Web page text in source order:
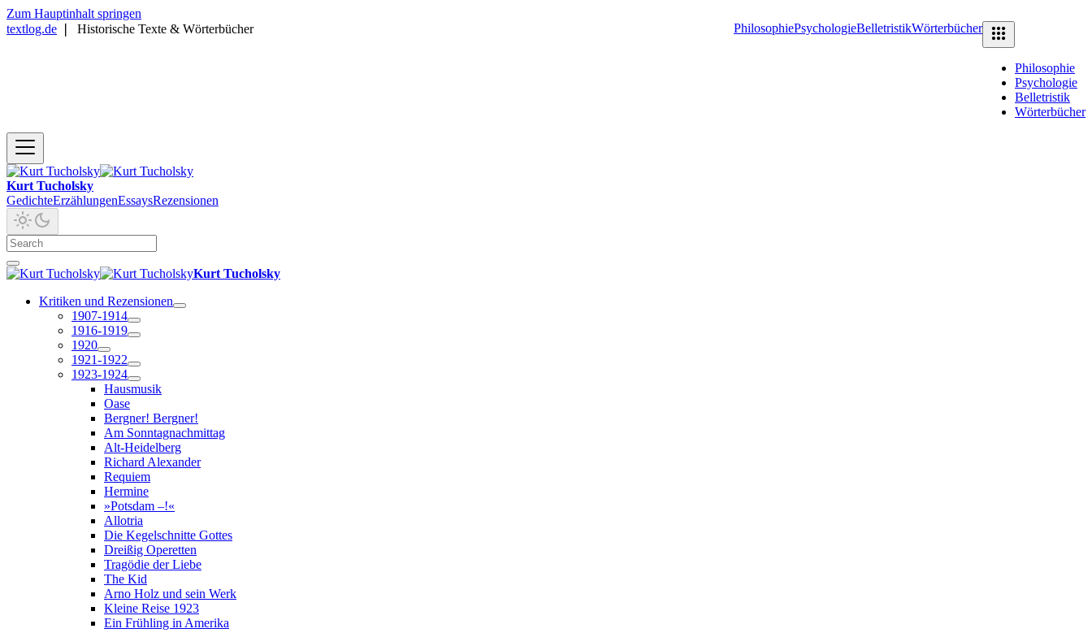
Zum Hauptinhalt springen
textlog.de
Historische Texte & Wörterbücher PhilosophiePsychologieBelletristikWörterbücher
Philosophie
Psychologie
Belletristik
Wörterbücher
Kurt Tucholsky
GedichteErzählungenEssaysRezensionen
Kurt Tucholsky
Kritiken und Rezensionen
1907-1914
1916-1919
1920
1921-1922
1923-1924
Hausmusik
Oase
Bergner! Bergner!
Am Sonntagnachmittag
Alt-Heidelberg
Richard Alexander
Requiem
Hermine
»Potsdam –!«
Allotria
Die Kegelschnitte Gottes
Dreißig Operetten
Tragödie der Liebe
The Kid
Arno Holz und sein Werk
Kleine Reise 1923
Ein Frühling in Amerika